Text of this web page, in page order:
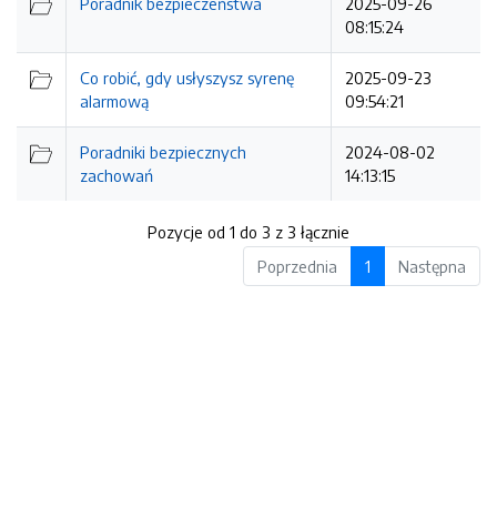
08:15:24
Co robić, gdy usłyszysz syrenę
alarmową
2025-09-23
09:54:21
Poradniki bezpiecznych
zachowań
2024-08-02
14:13:15
Pozycje od 1 do 3 z 3 łącznie
Poprzednia
1 Następna